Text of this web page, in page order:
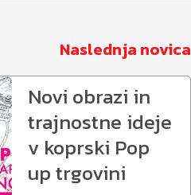
Naslednja novica
Novi obrazi in
trajnostne ideje
v koprski Pop
up trgovini